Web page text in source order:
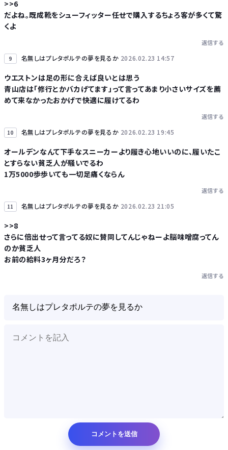
>>6
だよね。既成靴をシューフィッター任せで購入するちょろ客が多くて驚
くよ
返信する
9 名無しはプレタポルテの夢を見るか 2026.02.23 14:57
ウエストンは足の形に合えば良いとは思う
青山店は「修行とかバカげてます」って言ってあまり小さいサイズを薦
めて来なかったおかげで快適に履けてるわ
返信する
10 名無しはプレタポルテの夢を見るか 2026.02.23 19:45
オールデンなんて下手なスニーカーより履き心地いいのに、履いたこ
とすらない貧乏人が騒いでるわ
1万5000歩歩いても一切足痛くならん
返信する
11 名無しはプレタポルテの夢を見るか 2026.02.23 21:05
>>8
さらに倍出せって言ってる奴に賛同してんじゃねーよ脳味噌腐ってん
のか貧乏人
お前の給料3ヶ月分だろ？
返信する